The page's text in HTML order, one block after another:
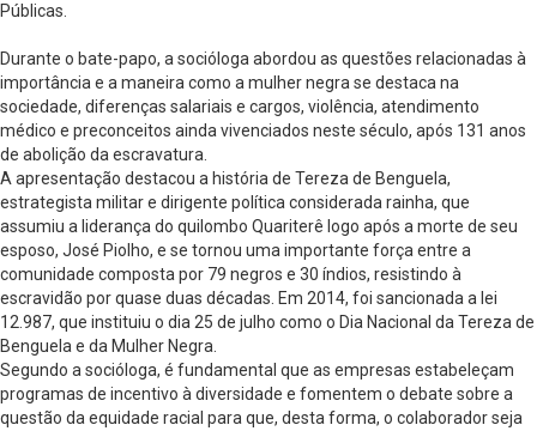
Públicas.
Durante o bate-papo, a socióloga abordou as questões relacionadas à
importância e a maneira como a mulher negra se destaca na
sociedade, diferenças salariais e cargos, violência, atendimento
médico e preconceitos ainda vivenciados neste século, após 131 anos
de abolição da escravatura.
A apresentação destacou a história de Tereza de Benguela,
estrategista militar e dirigente política considerada rainha, que
assumiu a liderança do quilombo Quariterê logo após a morte de seu
esposo, José Piolho, e se tornou uma importante força entre a
comunidade composta por 79 negros e 30 índios, resistindo à
escravidão por quase duas décadas. Em 2014, foi sancionada a lei
12.987, que instituiu o dia 25 de julho como o Dia Nacional da Tereza de
Benguela e da Mulher Negra.
Segundo a socióloga, é fundamental que as empresas estabeleçam
programas de incentivo à diversidade e fomentem o debate sobre a
questão da equidade racial para que, desta forma, o colaborador seja